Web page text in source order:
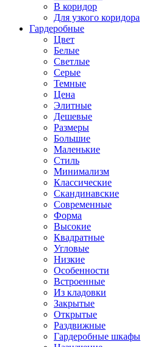
В коридор
Для узкого коридора
Гардеробные
Цвет
Белые
Светлые
Серые
Темные
Цена
Элитные
Дешевые
Размеры
Большие
Маленькие
Стиль
Минимализм
Классические
Скандинавские
Современные
Форма
Высокие
Квадратные
Угловые
Низкие
Особенности
Встроенные
Из кладовки
Закрытые
Открытые
Раздвижные
Гардеробные шкафы